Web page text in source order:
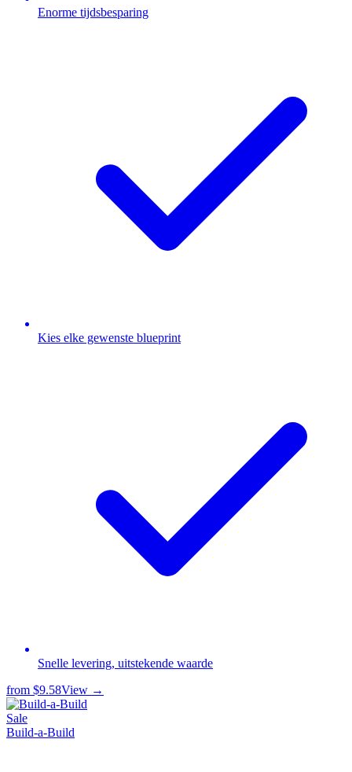
Enorme tijdsbesparing
Kies elke gewenste blueprint
Snelle levering, uitstekende waarde
from $9.58View →
Sale
Build-a-Build